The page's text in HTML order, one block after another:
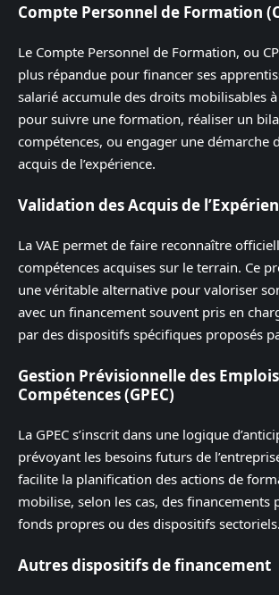
Compte Personnel de Formation
Le Compte Personnel de Formation, ou
plus répandue pour financer ses
salarié accumule des droits mobilisables
pour suivre une formation, réaliser un
compétences, ou engager une démarche
acquis de l’expérience.
Validation des Acquis de
La VAE permet de faire reconnaître
compétences acquises sur le terrain. Ce
une véritable alternative pour valoriser
avec un financement souvent pris en
par des dispositifs spécifiques proposés
Gestion Prévisionnelle des
Compétences (GPEC)
La GPEC s’inscrit dans une logique
prévoyant les besoins futurs de
facilite la planification des actions de
mobilise, selon les cas, des financements
fonds propres ou des dispositifs sectoriels.
Autres dispositifs de financement